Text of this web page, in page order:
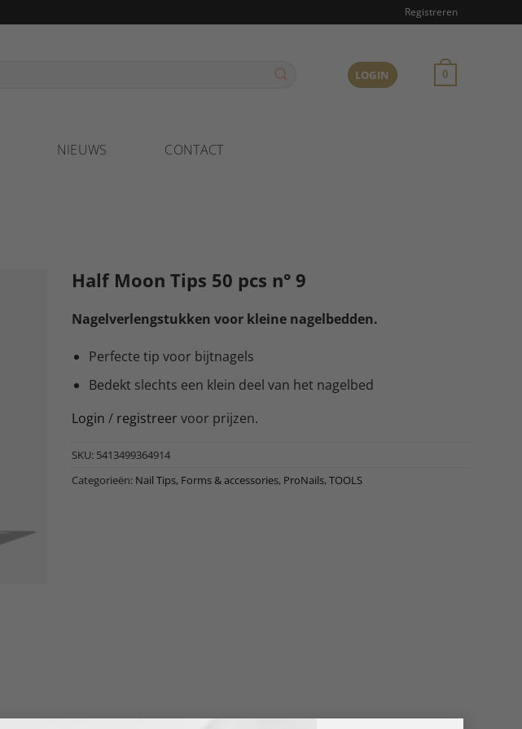
Registreren
LOGIN 0
NIEUWS CONTACT
Half Moon Tips 50 pcs n° 9
Nagelverlengstukken voor kleine nagelbedden.
Perfecte tip voor bijtnagels
Bedekt slechts een klein deel van het nagelbed
Login / registreer voor prijzen.
SKU: 5413499364914
Categorieën: Nail Tips, Forms & accessories, ProNails,TOOLS